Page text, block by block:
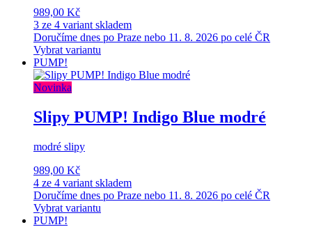
989,00 Kč
3 ze 4 variant skladem
Doručíme dnes po Praze nebo 11. 8. 2026 po celé ČR
Vybrat variantu
PUMP!
Novinka
Slipy PUMP! Indigo Blue modré
modré slipy
989,00 Kč
4 ze 4 variant skladem
Doručíme dnes po Praze nebo 11. 8. 2026 po celé ČR
Vybrat variantu
PUMP!